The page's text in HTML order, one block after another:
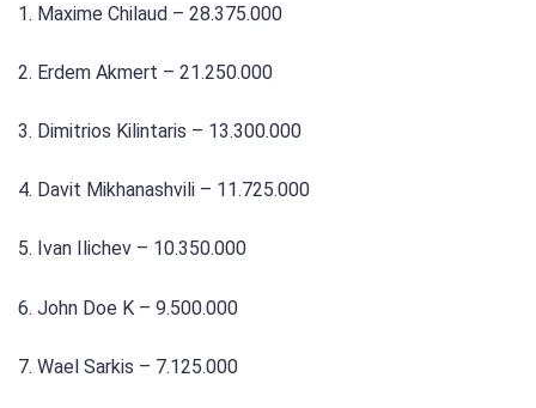
1. Maxime Chilaud – 28.375.000
2. Erdem Akmert – 21.250.000
3. Dimitrios Kilintaris – 13.300.000
4. Davit Mikhanashvili – 11.725.000
5. Ivan Ilichev – 10.350.000
6. John Doe K – 9.500.000
7. Wael Sarkis – 7.125.000